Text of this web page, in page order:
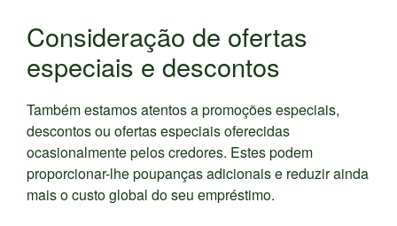
Consideração de ofertas
especiais e descontos
Também estamos atentos a promoções especiais,
descontos ou ofertas especiais oferecidas
ocasionalmente pelos credores. Estes podem
proporcionar-lhe poupanças adicionais e reduzir ainda
mais o custo global do seu empréstimo.